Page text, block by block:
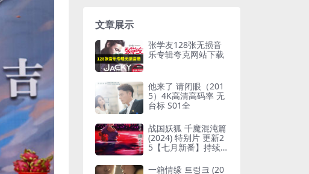
文章展示
张学友128张无损音
乐专辑夸克网站下载
他来了 请闭眼（201
5）4K高清高码率 无
台标 S01全
战国妖狐 千魔混沌篇
(2024) 特别片 更新2
5【七月新番】持续
一箱情缘 트렁크 (20